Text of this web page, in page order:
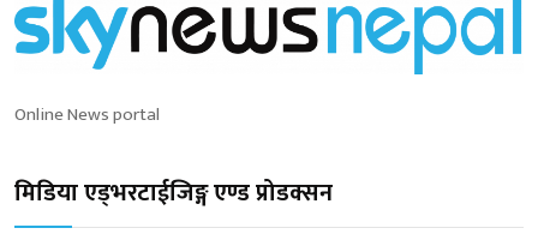
Online News portal
मिडिया एड्भरटाईजिङ्ग एण्ड प्रोडक्सन